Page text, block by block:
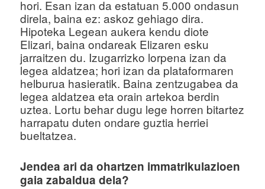
hori. Esan izan da estatuan 5.000 ondasun
direla, baina ez: askoz gehiago dira.
Hipoteka Legean aukera kendu diote
Elizari, baina ondareak Elizaren esku
jarraitzen du. Izugarrizko lorpena izan da
legea aldatzea; hori izan da plataformaren
helburua hasieratik. Baina zentzugabea da
legea aldatzea eta orain artekoa berdin
uztea. Lortu behar dugu lege horren bitartez
harrapatu duten ondare guztia herriei
bueltatzea.
Jendea ari da ohartzen immatrikulazioen
gaia zabaldua dela?